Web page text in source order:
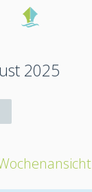
2025